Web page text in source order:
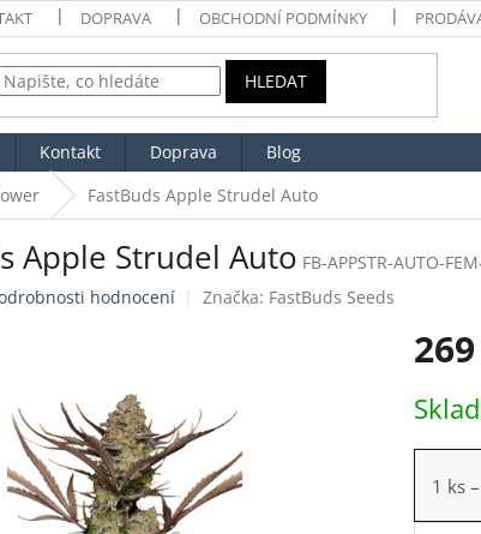
DOPRAVA OBCHODNÍ PODMÍNKY
HLEDAT
Kontakt Doprava
Blog
FastBuds Apple Strudel Auto
Apple Strudel Auto FB-APPSTR-AUTO-
hodnocení Značka: FastBuds Seeds
cena:
1 ks –